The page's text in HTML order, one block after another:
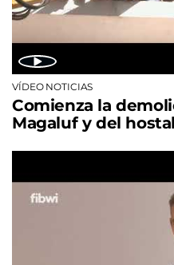
VÍDEO NOTICIAS
Comienza la
Magaluf y del